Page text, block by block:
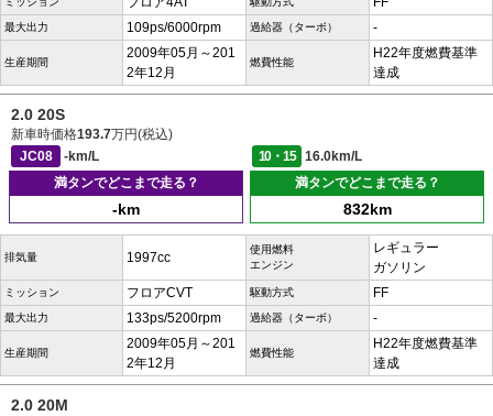
最大出力 109ps/6000rpm 過給器（ターボ） -
生産期間
2009年05月～201
2年12月
燃費性能
H22年度燃費基準
達成
2.0 20S
新車時価格193.7万円(税込)
JC08
-km/L 10・15
16.0km/L
満タンでどこまで走る？
-km
満タンでどこまで走る？
832km
排気量 1997cc
使用燃料
エンジン
レギュラー
ガソリン
ミッション フロアCVT 駆動方式 FF
最大出力 133ps/5200rpm 過給器（ターボ） -
生産期間
2009年05月～201
2年12月
燃費性能
H22年度燃費基準
達成
2.0 20M